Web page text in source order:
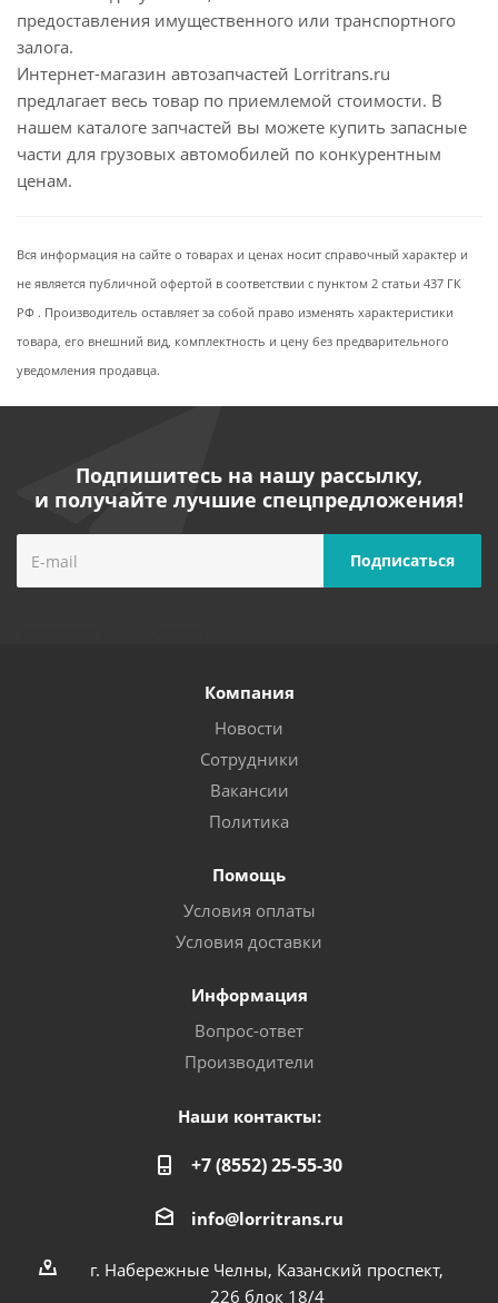
предоставления имущественного или транспортного
залога.
Интернет-магазин автозапчастей Lorritrans.ru
предлагает весь товар по приемлемой стоимости. В
нашем каталоге запчастей вы можете купить запасные
части для грузовых автомобилей по конкурентным
ценам.
Вся информация на сайте о товарах и ценах носит справочный характер и
не является публичной офертой в соответствии с пунктом 2 статьи 437 ГК
РФ . Производитель оставляет за собой право изменять характеристики
товара, его внешний вид, комплектность и цену без предварительного
уведомления продавца.
Подпишитесь на нашу рассылку,
и получайте лучшие спецпредложения!
Компания
Новости
Сотрудники
Вакансии
Политика
Помощь
Условия оплаты
Условия доставки
Информация
Вопрос-ответ
Производители
Наши контакты:
+7 (8552) 25-55-30
info@lorritrans.ru
г. Набережные Челны, Казанский проспект,
226 блок 18/4